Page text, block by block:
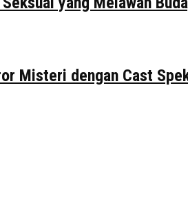
Misteri dengan Cast